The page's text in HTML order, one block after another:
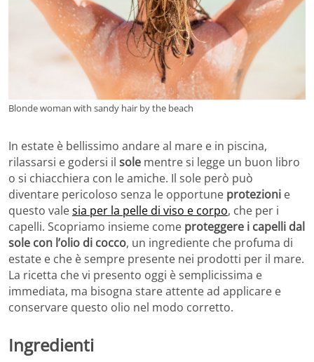
Blonde woman with sandy hair by the beach
In estate è bellissimo andare al mare e in piscina,
rilassarsi e godersi il sole mentre si legge un buon libro
o si chiacchiera con le amiche. Il sole però può
diventare pericoloso senza le opportune protezioni e
questo valesia per la pelle di viso e corpo, che per i
capelli. Scopriamo insieme come proteggere i capelli dal
sole con l’olio di cocco, un ingrediente che profuma di
estate e che è sempre presente nei prodotti per il mare.
La ricetta che vi presento oggi è semplicissima e
immediata, ma bisogna stare attente ad applicare e
conservare questo olio nel modo corretto.
Ingredienti